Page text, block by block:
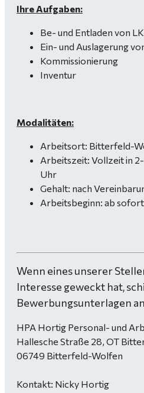
Ihre Aufgaben:
Be- und Entladen von
Ein- und Auslagerung
Kommissionierung
Inventur
Modalitäten:
Arbeitsort: Bitterfeld-
Arbeitszeit: Vollzeit in
Uhr
Gehalt: nach
Arbeitsbeginn: ab sofort
Wenn eines unserer
Interesse geweckt hat,
Bewerbungsunterlagen
HPA Hortig Personal- und
Hallesche Straße 28, OT
06749 Bitterfeld-Wolfen
Kontakt: Nicky Hortig